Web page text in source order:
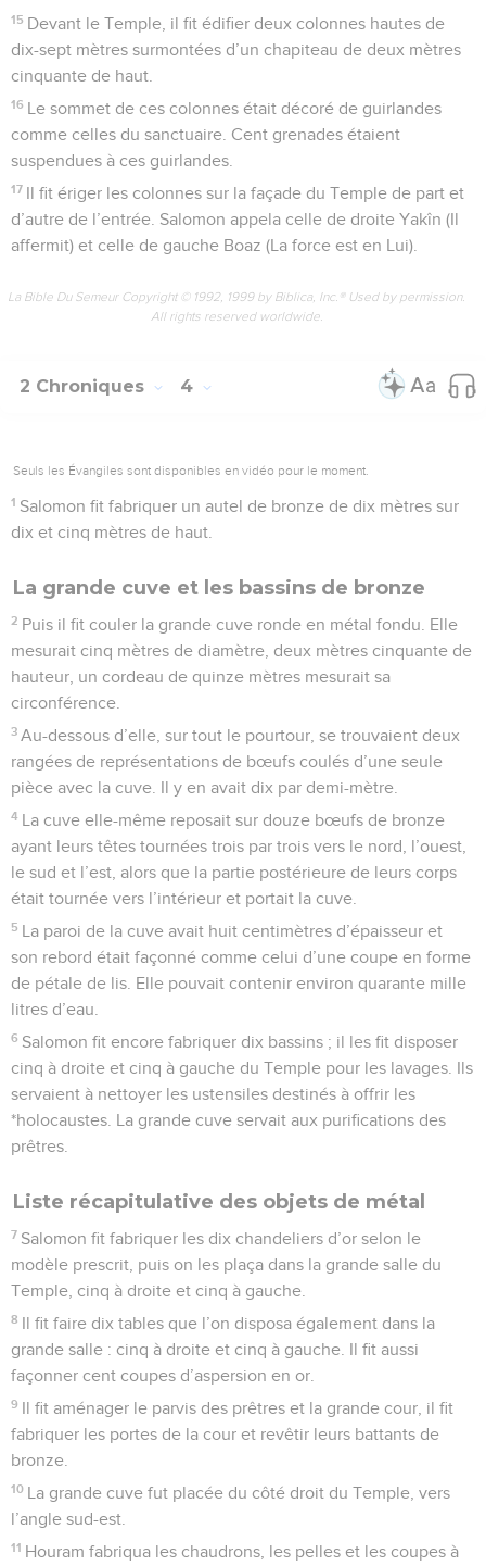
15 Devant le Temple, il fit édifier deux colonnes hautes de
dix-sept mètres surmontées d’un chapiteau de deux mètres
cinquante de haut.
16 Le sommet de ces colonnes était décoré de guirlandes
comme celles du sanctuaire. Cent grenades étaient
suspendues à ces guirlandes.
17 Il fit ériger les colonnes sur la façade du Temple de part et
d’autre de l’entrée. Salomon appela celle de droite Yakîn (Il
affermit) et celle de gauche Boaz (La force est en Lui).
La Bible Du Semeur Copyright © 1992, 1999 by Biblica, Inc.® Used by permission.
All rights reserved worldwide.
2 Chroniques 4
Seuls les Évangiles sont disponibles en vidéo pour le moment.
1 Salomon fit fabriquer un autel de bronze de dix mètres sur
dix et cinq mètres de haut.
La grande cuve et les bassins de bronze
2 Puis il fit couler la grande cuve ronde en métal fondu. Elle
mesurait cinq mètres de diamètre, deux mètres cinquante de
hauteur, un cordeau de quinze mètres mesurait sa
circonférence.
3 Au-dessous d’elle, sur tout le pourtour, se trouvaient deux
rangées de représentations de bœufs coulés d’une seule
pièce avec la cuve. Il y en avait dix par demi-mètre.
4 La cuve elle-même reposait sur douze bœufs de bronze
ayant leurs têtes tournées trois par trois vers le nord, l’ouest,
le sud et l’est, alors que la partie postérieure de leurs corps
était tournée vers l’intérieur et portait la cuve.
5 La paroi de la cuve avait huit centimètres d’épaisseur et
son rebord était façonné comme celui d’une coupe en forme
de pétale de lis. Elle pouvait contenir environ quarante mille
litres d’eau.
6 Salomon fit encore fabriquer dix bassins ; il les fit disposer
cinq à droite et cinq à gauche du Temple pour les lavages. Ils
servaient à nettoyer les ustensiles destinés à offrir les
*holocaustes. La grande cuve servait aux purifications des
prêtres.
Liste récapitulative des objets de métal
7 Salomon fit fabriquer les dix chandeliers d’or selon le
modèle prescrit, puis on les plaça dans la grande salle du
Temple, cinq à droite et cinq à gauche.
8 Il fit faire dix tables que l’on disposa également dans la
grande salle : cinq à droite et cinq à gauche. Il fit aussi
façonner cent coupes d’aspersion en or.
9 Il fit aménager le parvis des prêtres et la grande cour, il fit
fabriquer les portes de la cour et revêtir leurs battants de
bronze.
10 La grande cuve fut placée du côté droit du Temple, vers
l’angle sud-est.
11 Houram fabriqua les chaudrons, les pelles et les coupes à